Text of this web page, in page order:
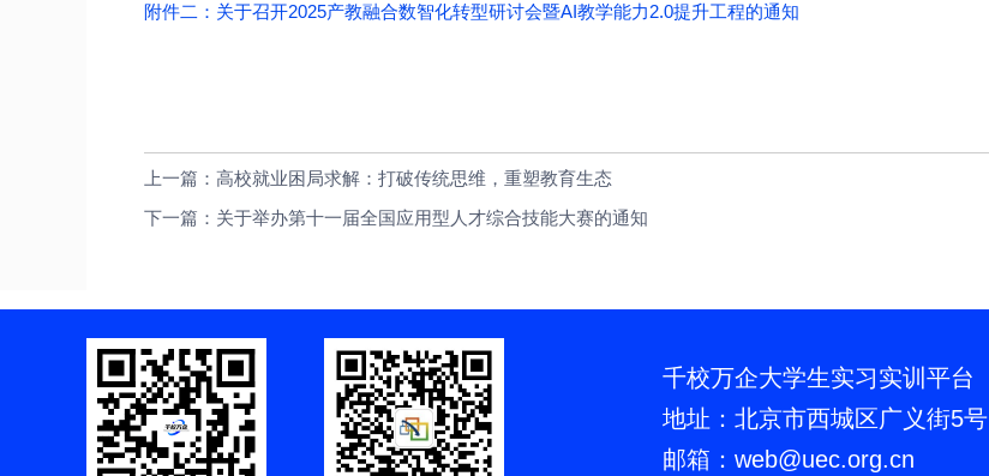
附件二： 关于召开2025产教融合数智化转型研讨会暨AI教学能力2.0提升工程的通知
上一篇：高校就业困局求解：打破传统思维，重塑教育生态
下一篇：关于举办第十一届全国应用型人才综合技能大赛的通知
千校万企大学生实习实训平台
地址：北京市西城区广义街5号
邮箱：web@uec.org.cn